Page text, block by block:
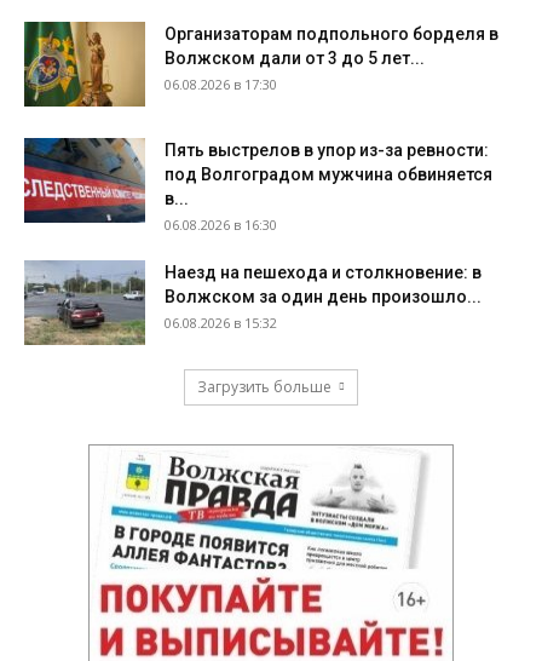
Организаторам подпольного борделя в
Волжском дали от 3 до 5 лет...
06.08.2026 в 17:30
Пять выстрелов в упор из-за ревности:
под Волгоградом мужчина обвиняется
в...
06.08.2026 в 16:30
Наезд на пешехода и столкновение: в
Волжском за один день произошло...
06.08.2026 в 15:32
Загрузить больше